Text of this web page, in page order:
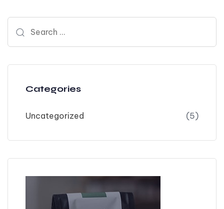
Categories
Uncategorized (5)